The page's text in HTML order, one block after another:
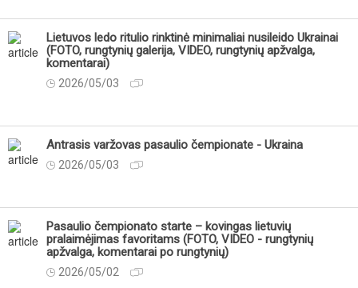
Lietuvos ledo ritulio rinktinė minimaliai nusileido Ukrainai
(FOTO, rungtynių galerija, VIDEO, rungtynių apžvalga,
komentarai)
2026/05/03
Antrasis varžovas pasaulio čempionate - Ukraina
2026/05/03
Pasaulio čempionato starte – kovingas lietuvių
pralaimėjimas favoritams (FOTO, VIDEO - rungtynių
apžvalga, komentarai po rungtynių)
2026/05/02